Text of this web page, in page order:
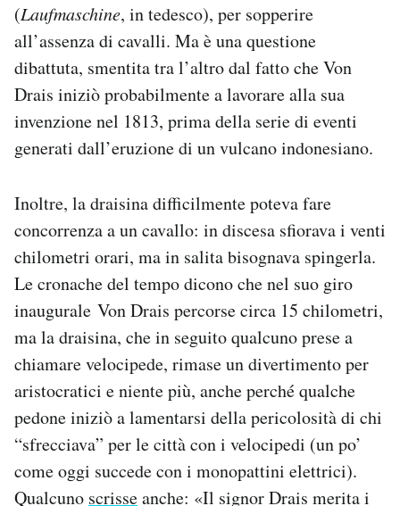
(Laufmaschine, in tedesco), per sopperire
all’assenza di cavalli. Ma è una questione
dibattuta, smentita tra l’altro dal fatto che Von
Drais iniziò probabilmente a lavorare alla sua
invenzione nel 1813, prima della serie di eventi
generati dall’eruzione di un vulcano indonesiano.
Inoltre, la draisina difficilmente poteva fare
concorrenza a un cavallo: in discesa sfiorava i venti
chilometri orari, ma in salita bisognava spingerla.
Le cronache del tempo dicono che nel suo giro
inaugurale Von Drais percorse circa 15 chilometri,
ma la draisina, che in seguito qualcuno prese a
chiamare velocipede, rimase un divertimento per
aristocratici e niente più, anche perché qualche
pedone iniziò a lamentarsi della pericolosità di chi
“sfrecciava” per le città con i velocipedi (un po’
come oggi succede con i monopattini elettrici).
Qualcuno scrisseanche: «Il signor Drais merita i